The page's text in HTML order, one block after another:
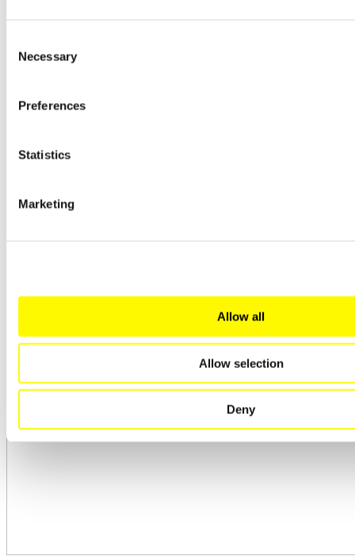
Selection
Necessary
Preferences
Statistics
Marketing
Allow all
Allow selection
Deny